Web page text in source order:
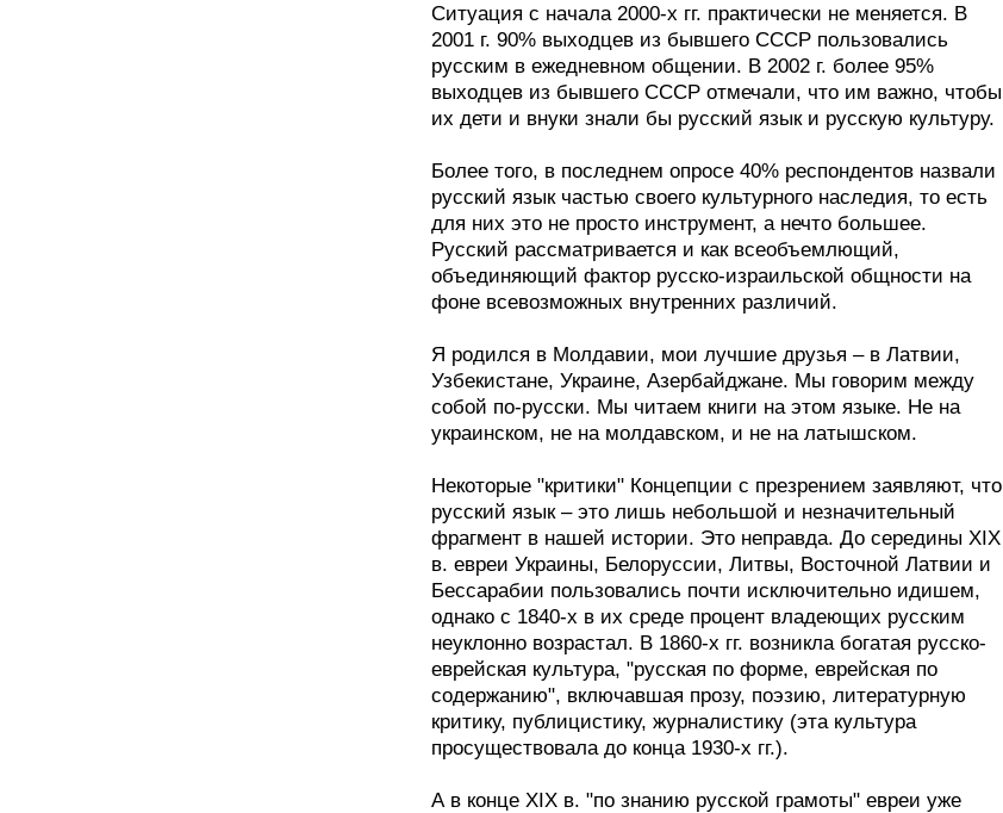
Ситуация с начала 2000-х гг. практически не меняется. В
2001 г. 90% выходцев из бывшего СССР пользовались
русским в ежедневном общении. В 2002 г. более 95%
выходцев из бывшего СССР отмечали, что им важно, чтобы
их дети и внуки знали бы русский язык и русскую культуру.
Более того, в последнем опросе 40% респондентов назвали
русский язык частью своего культурного наследия, то есть
для них это не просто инструмент, а нечто большее.
Русский рассматривается и как всеобъемлющий,
объединяющий фактор русско-израильской общности на
фоне всевозможных внутренних различий.
Я родился в Молдавии, мои лучшие друзья – в Латвии,
Узбекистане, Украине, Азербайджане. Мы говорим между
собой по-русски. Мы читаем книги на этом языке. Не на
украинском, не на молдавском, и не на латышском.
Некоторые "критики" Концепции с презрением заявляют, что
русский язык – это лишь небольшой и незначительный
фрагмент в нашей истории. Это неправда. До середины XIX
в. евреи Украины, Белоруссии, Литвы, Восточной Латвии и
Бессарабии пользовались почти исключительно идишем,
однако с 1840-х в их среде процент владеющих русским
неуклонно возрастал. В 1860-х гг. возникла богатая русско-
еврейская культура, "русская по форме, еврейская по
содержанию", включавшая прозу, поэзию, литературную
критику, публицистику, журналистику (эта культура
просуществовала до конца 1930-х гг.).
А в конце XIX в. "по знанию русской грамоты" евреи уже